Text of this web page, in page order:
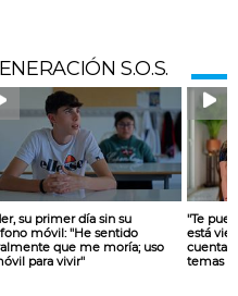
S.O.S.
su primer día sin su
móvil: ''He sentido
que me moría; uso
para vivir''
''Te
está
cuenta
temas